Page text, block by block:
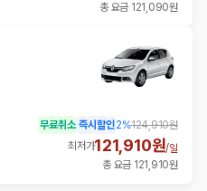
총 요금 121,090원
무료취소 즉시할인2%124,910원
최저가121,910원/일
총 요금 121,910원